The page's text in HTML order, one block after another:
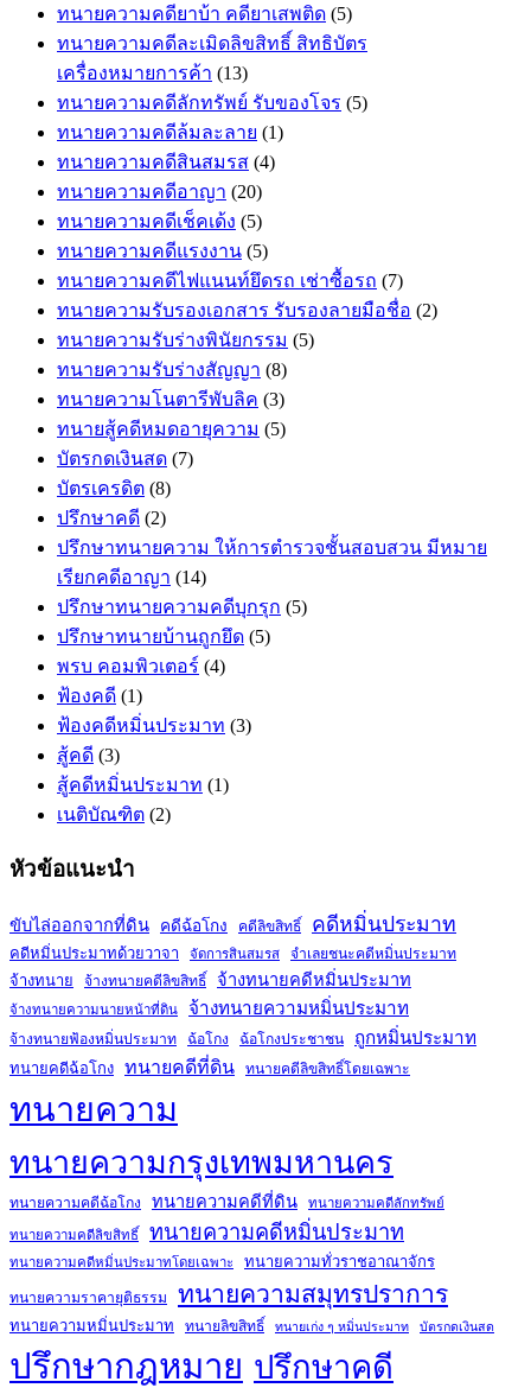
ทนายความคดียาบ้า คดียาเสพติด (5)
ทนายความคดีละเมิดลิขสิทธิ์ สิทธิบัตร
เครื่องหมายการค้า (13)
ทนายความคดีลักทรัพย์ รับของโจร (5)
ทนายความคดีล้มละลาย (1)
ทนายความคดีสินสมรส (4)
ทนายความคดีอาญา (20)
ทนายความคดีเช็คเด้ง (5)
ทนายความคดีแรงงาน (5)
ทนายความคดีไฟแนนท์ยึดรถ เช่าซื้อรถ (7)
ทนายความรับรองเอกสาร รับรองลายมือชื่อ (2)
ทนายความรับร่างพินัยกรรม (5)
ทนายความรับร่างสัญญา (8)
ทนายความโนตารีพับลิค (3)
ทนายสู้คดีหมดอายุความ (5)
บัตรกดเงินสด (7)
บัตรเครดิต (8)
ปรึกษาคดี (2)
ปรึกษาทนายความ ให้การตำรวจชั้นสอบสวน มีหมาย
เรียกคดีอาญา (14)
ปรึกษาทนายความคดีบุกรุก (5)
ปรึกษาทนายบ้านถูกยึด (5)
พรบ คอมพิวเตอร์ (4)
ฟ้องคดี (1)
ฟ้องคดีหมิ่นประมาท (3)
สู้คดี (3)
สู้คดีหมิ่นประมาท (1)
เนติบัณฑิต (2)
หัวข้อแนะนำ
ขับไล่ออกจากที่ดิน คดีฉ้อโกง คดีลิขสิทธิ์ คดีหมิ่นประมาท
คดีหมิ่นประมาทด้วยวาจา จัดการสินสมรส จำเลยชนะคดีหมิ่นประมาท
จ้างทนาย จ้างทนายคดีลิขสิทธิ์ จ้างทนายคดีหมิ่นประมาท
จ้างทนายความนายหน้าที่ดิน จ้างทนายความหมิ่นประมาท
จ้างทนายฟ้องหมิ่นประมาท ฉ้อโกง ฉ้อโกงประชาชน ถูกหมิ่นประมาท
ทนายคดีฉ้อโกง ทนายคดีที่ดิน ทนายคดีลิขสิทธิ์โดยเฉพาะ
ทนายความ
ทนายความกรุงเทพมหานคร
ทนายความคดีฉ้อโกง ทนายความคดีที่ดิน ทนายความคดีลักทรัพย์
ทนายความคดีลิขสิทธิ์ ทนายความคดีหมิ่นประมาท
ทนายความคดีหมิ่นประมาทโดยเฉพาะ ทนายความทั่วราชอาณาจักร
ทนายความราคายุติธรรม ทนายความสมุทรปราการ
ทนายความหมิ่นประมาท ทนายลิขสิทธิ์ ทนายเก่ง ๆ หมิ่นประมาท บัตรกดเงินสด
ปรึกษากฎหมาย ปรึกษาคดี